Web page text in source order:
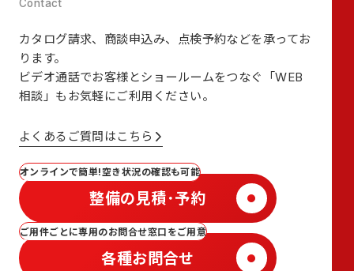
カタログ請求、商談申込み、点検予約などを承ってお
ります。
ビデオ通話でお客様とショールームをつなぐ
「WEB
相談」も お気軽にご利用ください。
よくあるご質問はこちら
オンラインで簡単!空き状況の確認も可能
整備の見積･予約
ご用件ごとに専用のお問合せ窓口をご用意
各種お問合せ